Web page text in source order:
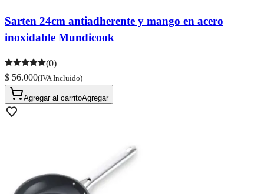
Sarten 24cm antiadherente y mango en acero
inoxidable Mundicook
(0)
$ 56.000(IVA Incluido)
Agregar al carritoAgregar